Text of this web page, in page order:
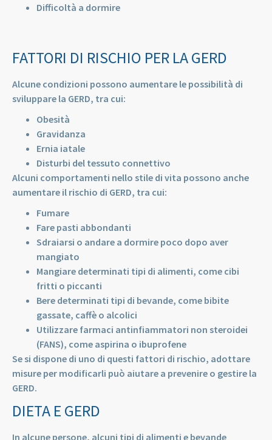
Difficoltà a dormire
FATTORI DI RISCHIO PER LA GERD
Alcune condizioni possono aumentare le possibilità di
sviluppare la GERD, tra cui:
Obesità
Gravidanza
Ernia iatale
Disturbi del tessuto connettivo
Alcuni comportamenti nello stile di vita possono anche
aumentare il rischio di GERD, tra cui:
Fumare
Fare pasti abbondanti
Sdraiarsi o andare a dormire poco dopo aver
mangiato
Mangiare determinati tipi di alimenti, come cibi
fritti o piccanti
Bere determinati tipi di bevande, come bibite
gassate, caffè o alcolici
Utilizzare farmaci antinfiammatori non steroidei
(FANS), come aspirina o ibuprofene
Se si dispone di uno di questi fattori di rischio, adottare
misure per modificarli può aiutare a prevenire o gestire la
GERD.
DIETA E GERD
In alcune persone, alcuni tipi di alimenti e bevande